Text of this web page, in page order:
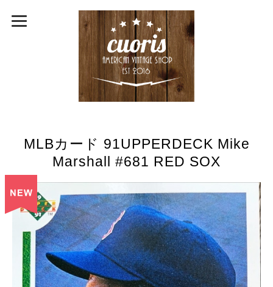
MLBカード 91UPPERDECK Mike
Marshall #681 RED SOX